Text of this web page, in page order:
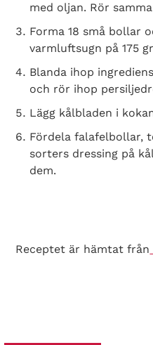
med oljan. Rör
Forma 18 små bollar
varmluftsugn på 175
Blanda ihop
och rör ihop
Lägg kålbladen i
Fördela falafelbollar,
sorters dressing på
dem.
Receptet är hämtat från